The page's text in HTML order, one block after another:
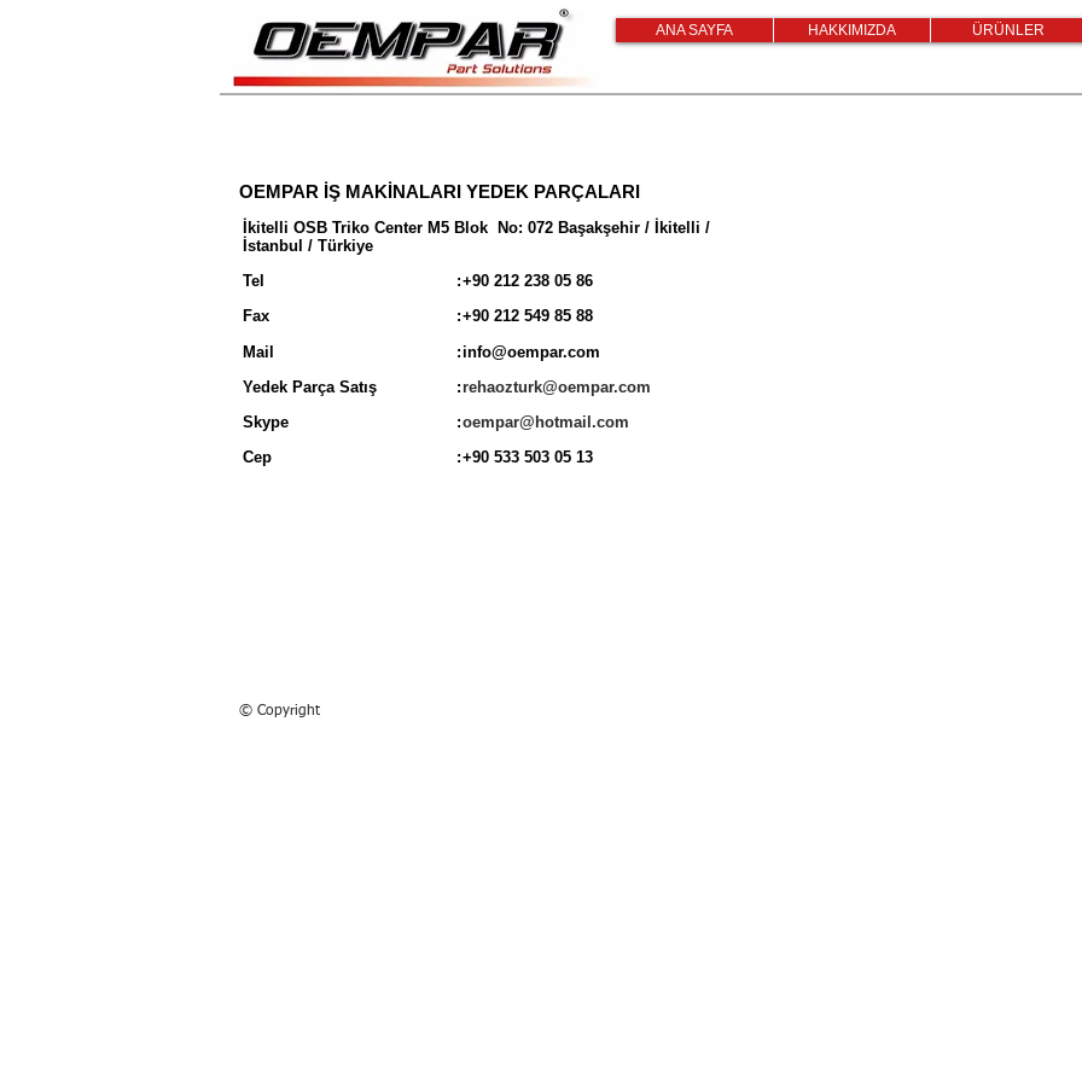
ANA SAYFA HAKKIMIZDA ÜRÜNLER
OEMPAR İŞ MAKİNALARI YEDEK PARÇALARI
İkitelli OSB Triko Center M5 Blok No: 072 Başakşehir / İkitelli /
İstanbul / Türkiye
Tel
:+90 212 238 05 86
Fax
:+90 212 549 85 88
Mail
:info@oempar.com
Yedek Parça Satış
:rehaozturk@oempar.com
Skype
:oempar@hotmail.com
Cep
:+90 533 503 05 13
© Copyright